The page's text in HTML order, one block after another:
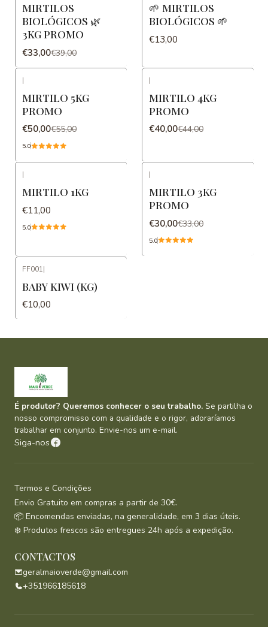
MIRTILOS
BIOLÓGICOS 🌿
3KG PROMO
€33,00€39,00
🌱 MIRTILOS
BIOLÓGICOS 🌱
€13,00
|
MIRTILO 5KG
PROMO
€50,00€55,00
5.0
|
MIRTILO 4KG
PROMO
€40,00€44,00
|
MIRTILO 1KG
€11,00
5.0
|
MIRTILO 3KG
PROMO
€30,00€33,00
5.0
FF001|
BABY KIWI (KG)
€10,00
É produtor? Queremos conhecer o seu trabalho. Se partilha o
nosso compromisso com a qualidade e o rigor, adoraríamos
trabalhar em conjunto. Envie-nos um e-mail.
Siga-nos
Termos e Condições
Envio Gratuito em compras a partir de 30€.
📦 Encomendas enviadas, na generalidade, em 3 dias úteis.
❄️ Produtos frescos são entregues 24h após a expedição.
CONTACTOS
geralmaioverde@gmail.com
+351966185618